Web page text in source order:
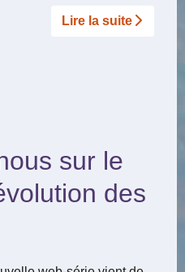
Lire la suite­­
sur le
des